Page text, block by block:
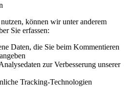
können wir unter anderem
Sie erfassen:
Daten, die Sie beim Kommentieren
zur Verbesserung unserer
Tracking-Technologien